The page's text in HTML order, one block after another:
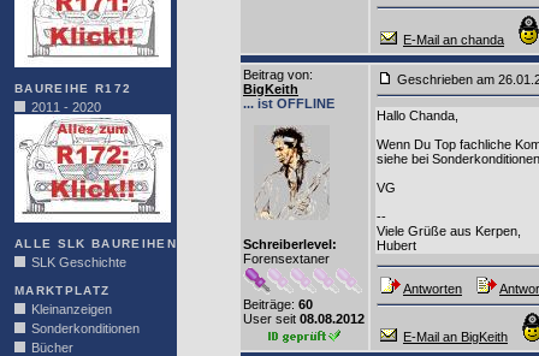
BAUREIHE R172
2011 - 2020
ALLE SLK BAUREIHEN
SLK Geschichte
MARKTPLATZ
Kleinanzeigen
Sonderkonditionen
Bücher
E-Mail an chanda
Beitrag von:
BigKeith
... ist OFFLINE
Schreiberlevel:
Forensextaner
Beiträge: 60
User seit 08.08.2012
Geschrieben am
Hallo Chanda,
Wenn Du Top fachliche
siehe bei
VG
--
Viele Grüße aus Kerpen,
Hubert
Antworten
E-Mail an BigKeith